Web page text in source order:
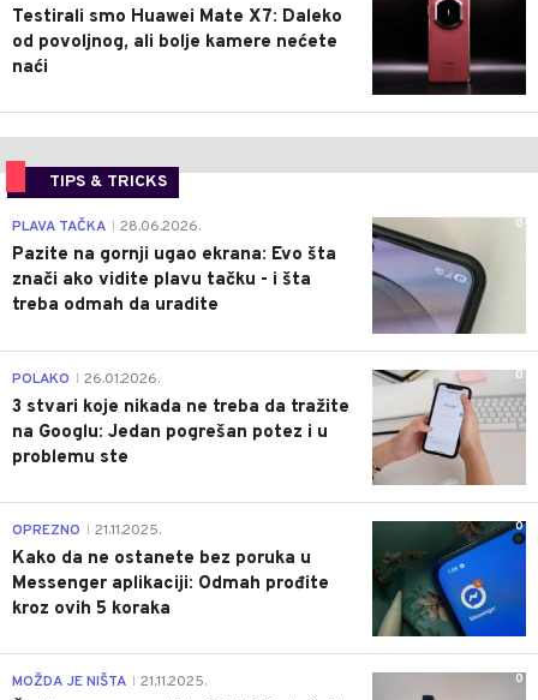
Testirali smo Huawei Mate X7: Daleko
od povoljnog, ali bolje kamere nećete
naći
TIPS & TRICKS
0
PLAVA TAČKA 28.06.2026.
Pazite na gornji ugao ekrana: Evo šta
znači ako vidite plavu tačku - i šta
treba odmah da uradite
0
POLAKO 26.01.2026.
3 stvari koje nikada ne treba da tražite
na Googlu: Jedan pogrešan potez i u
problemu ste
0
OPREZNO 21.11.2025.
Kako da ne ostanete bez poruka u
Messenger aplikaciji: Odmah prođite
kroz ovih 5 koraka
0
MOŽDA JE NIŠTA 21.11.2025.